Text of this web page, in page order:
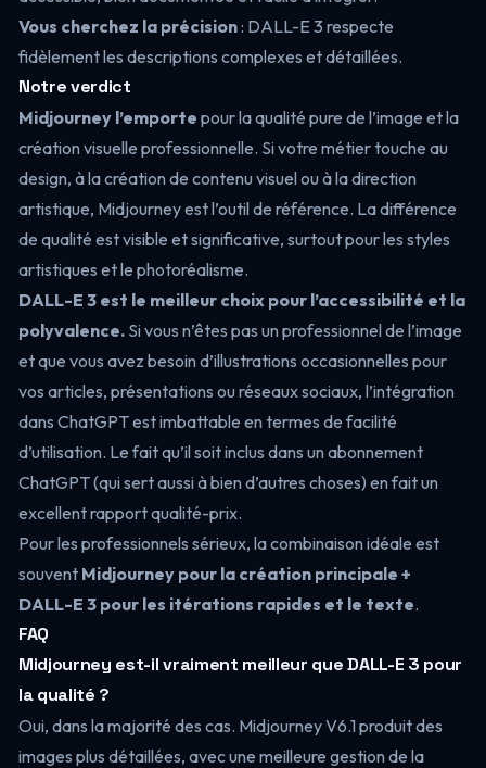
Vous cherchez la précision: DALL-E 3 respecte
fidèlement les descriptions complexes et détaillées.
Notre verdict
Midjourney l’emporte pour la qualité pure de l’image et la
création visuelle professionnelle. Si votre métier touche au
design, à la création de contenu visuel ou à la direction
artistique, Midjourney est l’outil de référence. La différence
de qualité est visible et significative, surtout pour les styles
artistiques et le photoréalisme.
DALL-E 3 est le meilleur choix pour l’accessibilité et la
polyvalence.Si vous n’êtes pas un professionnel de l’image
et que vous avez besoin d’illustrations occasionnelles pour
vos articles, présentations ou réseaux sociaux, l’intégration
dans ChatGPT est imbattable en termes de facilité
d’utilisation. Le fait qu’il soit inclus dans un abonnement
ChatGPT (qui sert aussi à bien d’autres choses) en fait un
excellent rapport qualité-prix.
Pour les professionnels sérieux, la combinaison idéale est
souvent Midjourney pour la création principale +
DALL-E 3 pour les itérations rapides et le texte.
FAQ
Midjourney est-il vraiment meilleur que DALL-E 3 pour
la qualité ?
Oui, dans la majorité des cas. Midjourney V6.1 produit des
images plus détaillées, avec une meilleure gestion de la